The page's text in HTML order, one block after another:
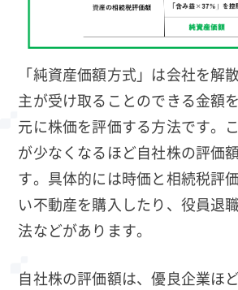
「純資産価額方式」は会社を解
主が受け取ることのできる金額
元に株価を評価する方法です。
が少なくなるほど自社株の評価
す。具体的には時価と相続税評
い不動産を購入したり、役員退
法などがあります。
自社株の評価額は、優良企業ほ